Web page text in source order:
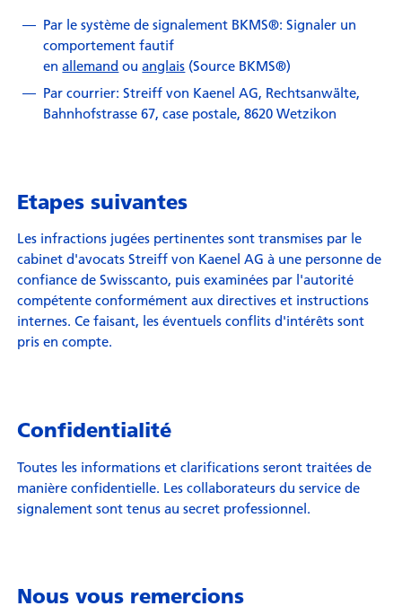
Par le système de signalement BKMS®: Signaler un
comportement fautif
enallemand ouanglais (Source BKMS®)
Par courrier: Streiff von Kaenel AG, Rechtsanwälte,
Bahnhofstrasse 67, case postale, 8620 Wetzikon
Etapes suivantes
Les infractions jugées pertinentes sont transmises par le
cabinet d'avocats Streiff von Kaenel AG à une personne de
confiance de Swisscanto, puis examinées par l'autorité
compétente conformément aux directives et instructions
internes. Ce faisant, les éventuels conflits d'intérêts sont
pris en compte.
Confidentialité
Toutes les informations et clarifications seront traitées de
manière confidentielle. Les collaborateurs du service de
signalement sont tenus au secret professionnel.
Nous vous remercions